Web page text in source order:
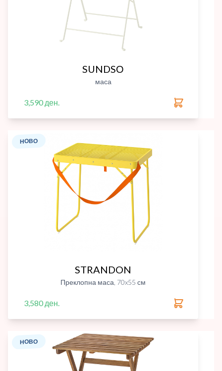
SUNDSО
маса
3,590 ден.
НОВО
STRANDON
Преклопна маса, 70x55 см
3,580 ден.
НОВО